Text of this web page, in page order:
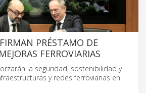
PRÉSTAMO DE
FERROVIARIAS
la seguridad, sostenibilidad y
y redes ferroviarias en